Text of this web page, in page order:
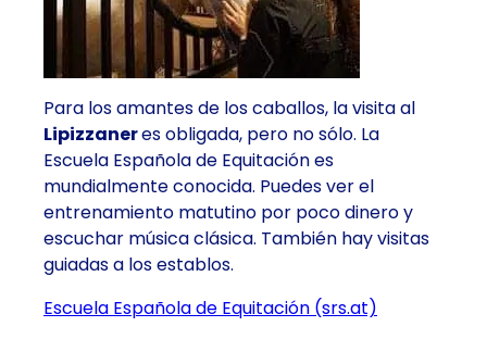
Para los amantes de los caballos, la visita al
Lipizzaneres obligada, pero no sólo. La
Escuela Española de Equitación es
mundialmente conocida. Puedes ver el
entrenamiento matutino por poco dinero y
escuchar música clásica. También hay visitas
guiadas a los establos.
Escuela Española de Equitación (srs.at)